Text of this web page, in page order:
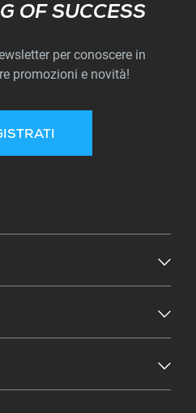
Subscribe
OF SUCCESS
per conoscere in
promozioni e novità!